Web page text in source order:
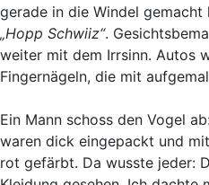
gerade in die Windel
„Hopp Schwiiz“.
weiter mit dem Irrsinn. Autos
Fingernägeln, die mit
Ein Mann schoss den Vogel
waren dick eingepackt und
rot gefärbt. Da wusste jeder: